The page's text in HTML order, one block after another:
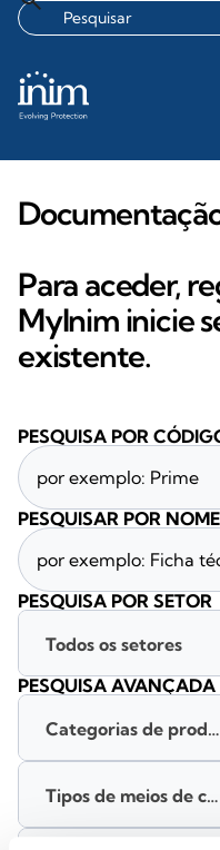
Para aceder,
MyInim inicie
existente.
PESQUISA POR
PESQUISAR POR
PESQUISA POR SETOR
Todos os setores
PESQUISA AVANÇADA
Categorias de produtos
Tipos de meios de comunicação